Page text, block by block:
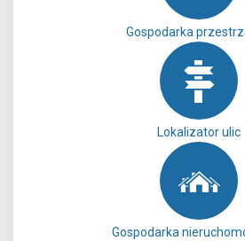
Gospodarka
Lokalizator ulic
Gospodarka